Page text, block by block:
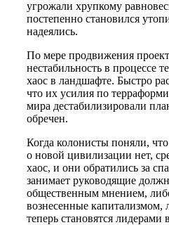
угрожали хрупкому
постепенно становился
надеялись.
По мере продвижения
нестабильность в процессе
хаос в ландшафте. Быстро
что их усилия по
мира дестабилизировали
обречен.
Когда колонисты поняли,
о новой цивилизации нет,
хаос, и они обратились за
занимает руководящие
общественным мнением,
вознесенные
теперь становятся лидерами